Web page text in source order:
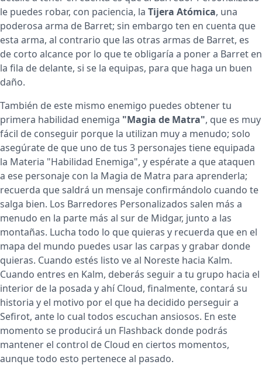
le puedes robar, con paciencia, la Tijera Atómica, una
poderosa arma de Barret; sin embargo ten en cuenta que
esta arma, al contrario que las otras armas de Barret, es
de corto alcance por lo que te obligaría a poner a Barret en
la fila de delante, si se la equipas, para que haga un buen
daño.
También de este mismo enemigo puedes obtener tu
primera habilidad enemiga "Magia de Matra", que es muy
fácil de conseguir porque la utilizan muy a menudo; solo
asegúrate de que uno de tus 3 personajes tiene equipada
la Materia "Habilidad Enemiga", y espérate a que ataquen
a ese personaje con la Magia de Matra para aprenderla;
recuerda que saldrá un mensaje confirmándolo cuando te
salga bien. Los Barredores Personalizados salen más a
menudo en la parte más al sur de Midgar, junto a las
montañas. Lucha todo lo que quieras y recuerda que en el
mapa del mundo puedes usar las carpas y grabar donde
quieras. Cuando estés listo ve al Noreste hacia Kalm.
Cuando entres en Kalm, deberás seguir a tu grupo hacia el
interior de la posada y ahí Cloud, finalmente, contará su
historia y el motivo por el que ha decidido perseguir a
Sefirot, ante lo cual todos escuchan ansiosos. En este
momento se producirá un Flashback donde podrás
mantener el control de Cloud en ciertos momentos,
aunque todo esto pertenece al pasado.